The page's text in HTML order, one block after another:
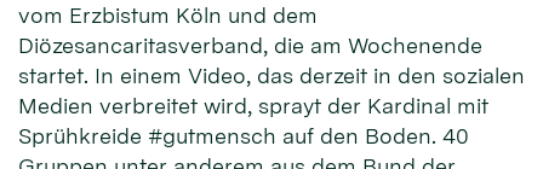
vom Erzbistum Köln und dem
Diözesancaritasverband, die am Wochenende
startet. In einem Video, das derzeit in den sozialen
Medien verbreitet wird, sprayt der Kardinal mit
Sprühkreide #gutmensch auf den Boden. 40